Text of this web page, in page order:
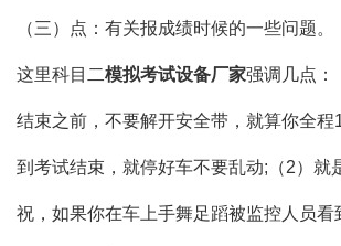
（三）点：有关报成绩时候的一些问题。
这里科目二模拟考试设备厂家强调几点：
结束之前，不要解开安全带，就算你全程
到考试结束，就停好车不要乱动;（2）就
祝，如果你在车上手舞足蹈被监控人员看